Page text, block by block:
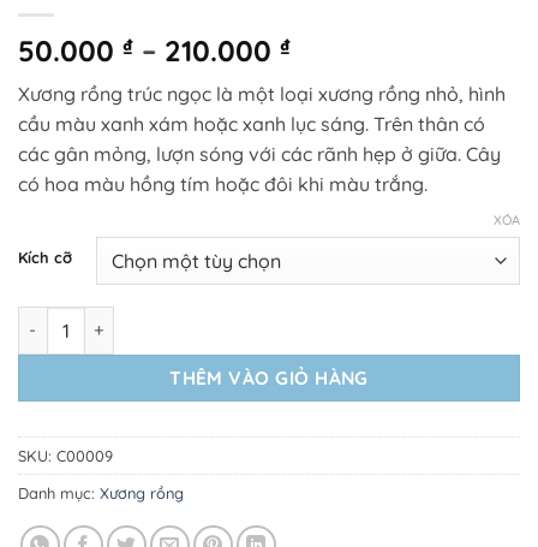
50.000 ₫ – 210.000 ₫Khoảng
từ
50.000 ₫
đến
210.000 ₫
Xương rồng trúc ngọc là một loại xương rồng nhỏ, hình
cầu màu xanh xám hoặc xanh lục sáng. Trên thân có
các gân mỏng, lượn sóng với các rãnh hẹp ở giữa. Cây
có hoa màu hồng tím hoặc đôi khi màu trắng.
Kích cỡ
XÓA
THÊM VÀO GIỎ HÀNG
SKU: C00009
Danh mục: Xương rồng